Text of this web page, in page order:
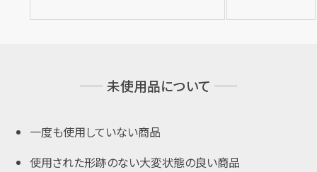
未使用品について
一度も使用していない商品
使用された形跡のない大変状態の良い商品